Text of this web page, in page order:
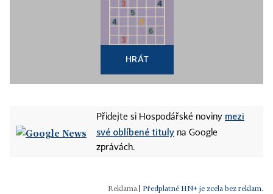
HRÁT
Přidejte si Hospodářské noviny mezi
své oblíbené tituly na Google
zprávách.
Předplatné HN+ je zcela bez reklam.